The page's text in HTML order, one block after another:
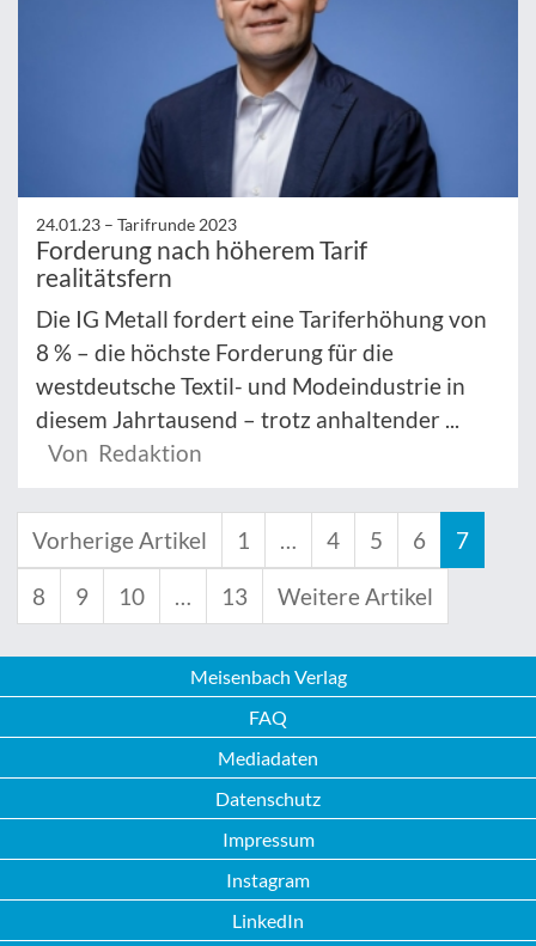
24.01.23 – Tarifrunde 2023
Forderung nach höherem Tarif
realitätsfern
Die IG Metall fordert eine Tariferhöhung von
8 % – die höchste Forderung für die
westdeutsche Textil- und Modeindustrie in
diesem Jahrtausend – trotz anhaltender ...
Von Redaktion
Vorherige Artikel 1 … 4 5 6 7
8 9 10 … 13 Weitere Artikel
Meisenbach Verlag
FAQ
Mediadaten
Datenschutz
Impressum
Instagram
LinkedIn